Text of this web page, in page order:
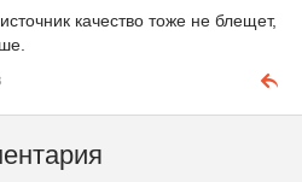
качество тоже не блещет,